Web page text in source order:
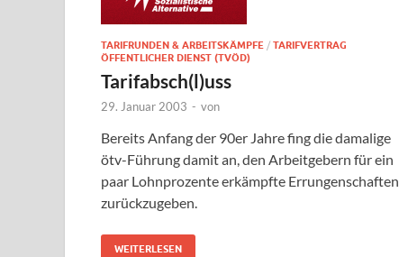
TARIFRUNDEN & ARBEITSKÄMPFE / TARIFVERTRAG
ÖFFENTLICHER DIENST (TVÖD)
Tarifabsch(l)uss
29. Januar 2003 - von
Bereits Anfang der 90er Jahre fing die damalige
ötv-Führung damit an, den Arbeitgebern für ein
paar Lohnprozente erkämpfte Errungenschaften
zurückzugeben.
WEITERLESEN